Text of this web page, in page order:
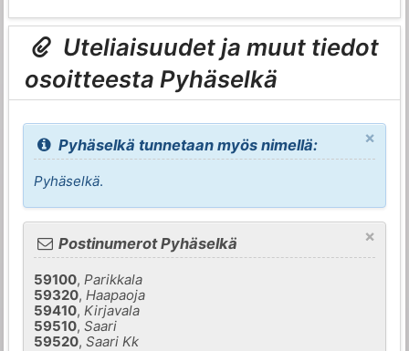
Uteliaisuudet ja muut tiedot
osoitteesta Pyhäselkä
×
Pyhäselkä tunnetaan myös nimellä:
Pyhäselkä.
×
Postinumerot Pyhäselkä
59100, Parikkala
59320, Haapaoja
59410, Kirjavala
59510,Saari
59520,Saari Kk